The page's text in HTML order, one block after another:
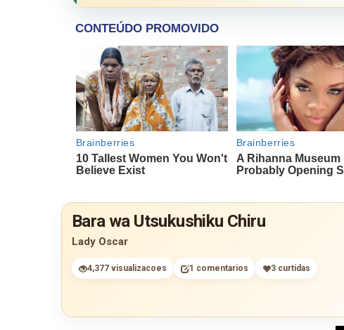
Bara wa Utsukushiku Chiru
Lady Oscar
4,377 visualizacoes 1 comentarios 3 curtidas